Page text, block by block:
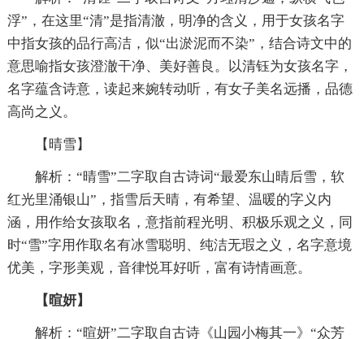
浮”，在这里“清”是指清澈，明净的含义，用于女孩名字
中指女孩的品行高洁，似“出淤泥而不染”，结合诗文中的
意思喻指女孩澄澈干净、美好善良。以清钰为女孩名字，
名字蕴含诗意，读起来婉转动听，有女子美名远播，品德
高尚之义。
【晴雪】
解析：“晴雪”二字取自古诗词“最爱东山晴后雪，软
红光里涌银山”，指雪后天晴，有希望、温暖的字义内
涵，用作给女孩取名，意指前程光明、积极乐观之义，同
时“雪”字用作取名有冰雪聪明、纯洁无瑕之义，名字意境
优美，字形美观，音律悦耳好听，富有诗情画意。
【暄妍】
解析：“暄妍”二字取自古诗《山园小梅其一》“众芳